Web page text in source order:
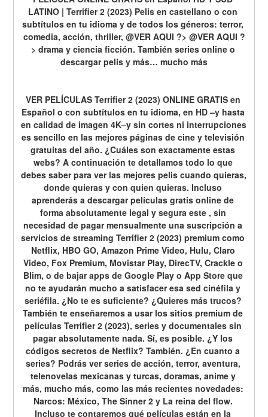
LATINO | Terrifier 2 (2023) Pelis en castellano o con
subtítulos en tu idioma y de todos los géneros: terror,
comedia, acción, thriller, @VER AQUI ?> @VER AQUI ?
> drama y ciencia ficción. También series online o
descargar pelis y más… mucho más
VER PELÍCULAS Terrifier 2 (2023) ONLINE GRATIS en
Español o con subtítulos en tu idioma, en HD –y hasta
en calidad de imagen 4K–y sin cortes ni interrupciones
es sencillo en las mejores páginas de cine y televisión
gratuitas del año. ¿Cuáles son exactamente estas
webs? A continuación te detallamos todo lo que
debes saber para ver las mejores pelis cuando quieras,
donde quieras y con quien quieras. Incluso
aprenderás a descargar películas gratis online de
forma absolutamente legal y segura este , sin
necesidad de pagar mensualmente una suscripción a
servicios de streaming Terrifier 2 (2023) premium como
Netflix, HBO GO, Amazon Prime Video, Hulu, Claro
Video, Fox Premium, Movistar Play, DirecTV, Crackle o
Blim, o de bajar apps de Google Play o App Store que
no te ayudarán mucho a satisfacer esa sed cinéfila y
seriéfila. ¿No te es suficiente? ¿Quieres más trucos?
También te enseñaremos a usar los sitios premium de
películas Terrifier 2 (2023), series y documentales sin
pagar absolutamente nada. Sí, es posible. ¿Y los
códigos secretos de Netflix? También. ¿En cuanto a
series? Podrás ver series de acción, terror, aventura,
telenovelas mexicanas y turcas, doramas, anime y
más, mucho más, como las más recientes novedades:
Narcos: México, The Sinner 2 y La reina del flow.
Incluso te contaremos qué películas están en la